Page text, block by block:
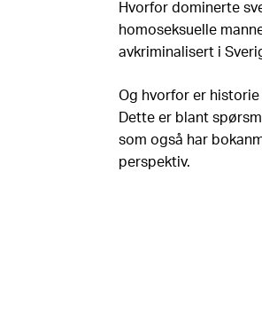
Hvorfor dominerte
homoseksuelle
avkriminalisert i
Og hvorfor er
Dette er blant
som også har
perspektiv.